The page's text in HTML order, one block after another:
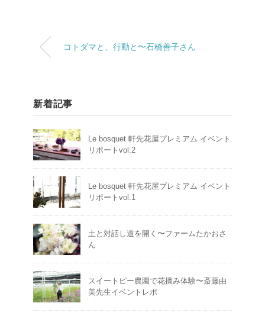
コトダマと、行動と〜石橋善子さん
新着記事
Le bosquet 軒先花屋プレミアム イベント
リポートvol.2
Le bosquet 軒先花屋プレミアム イベント
リポートvol.1
土と対話し道を開く〜ファームたかおさ
ん
スイートピー農園で花摘み体験〜斎藤由
美先生イベントレポ